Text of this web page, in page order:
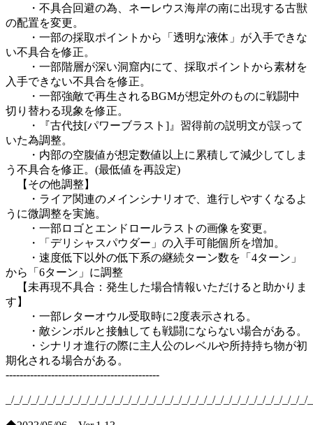
・不具合回避の為、ネーレウス海岸の南に出現する古獣
の配置を変更。
・一部の採取ポイントから「透明な液体」が入手できな
い不具合を修正。
・一部階層が深い洞窟内にて、採取ポイントから素材を
入手できない不具合を修正。
・一部強敵で再生されるBGMが想定外のものに戦闘中
切り替わる現象を修正。
・『古代技[パワーブラスト]』習得前の説明文が誤って
いた為調整。
・内部の空腹値が想定数値以上に累積して減少してしま
う不具合を修正。(最低値を再設定)
【その他調整】
・ライア関連のメインシナリオで、進行しやすくなるよ
うに微調整を実施。
・一部ロゴとエンドロールラストの画像を変更。
・「デリシャスパウダー」の入手可能個所を増加。
・速度低下以外の低下系の継続ターン数を「4ターン」
から「6ターン」に調整
【未再現不具合：発生した場合情報いただけると助かりま
す】
・一部レターオウル受取時に2度表示される。
・敵シンボルと接触しても戦闘にならない場合がある。
・シナリオ進行の際に主人公のレベルや所持持ち物が初
期化される場合がある。
--------------------------------------------
_/_/_/_/_/_/_/_/_/_/_/_/_/_/_/_/_/_/_/_/_/_/_/_/_/_/_/_/_/_/_/_/_/_/_/